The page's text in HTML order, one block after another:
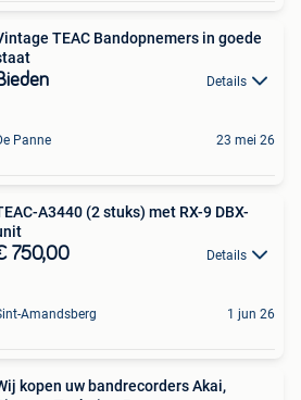
TEAC Bandopnemers in goede
Details
Panne 23 mei 26
A3440 (2 stuks) met RX-9 DBX-
750,00 Details
Amandsberg 1 jun 26
kopen uw bandrecorders Akai,